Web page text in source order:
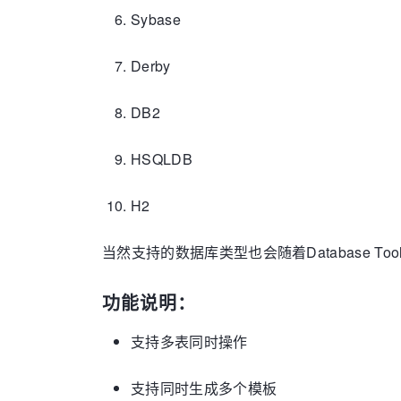
Sybase
Derby
DB2
HSQLDB
H2
当然支持的数据库类型也会随着Database
功能说明：
支持多表同时操作
支持同时生成多个模板